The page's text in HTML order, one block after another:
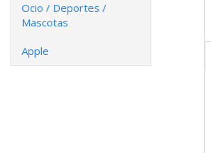
Ocio / Deportes /
Mascotas
Apple